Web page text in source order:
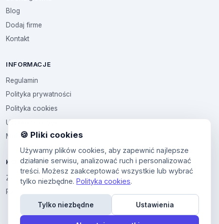
Blog
Dodaj firme
Kontakt
INFORMACJE
Regulamin
Polityka prywatności
Polityka cookies
Ustawienia cookies
Multikod
KONTO
Zaloguj sie
Panel uzytkownika
🍪 Pliki cookies
Używamy plików cookies, aby zapewnić najlepsze
działanie serwisu, analizować ruch i personalizować
treści. Możesz zaakceptować wszystkie lub wybrać
tylko niezbędne. Polityka cookies.
Tylko niezbędne Ustawienia